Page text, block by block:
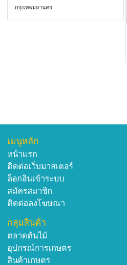
กรุงเทพมหานคร
เมนูหลัก
หน้าแรก
ติดต่อเว็บมาสเตอร์
ล็อกอินเข้าระบบ
สมัครสมาชิก
ติดต่อลงโฆษณา
กลุ่มสินค้า
ตลาดต้นไม้
อุปกรณ์การเกษตร
สินค้าเกษตร